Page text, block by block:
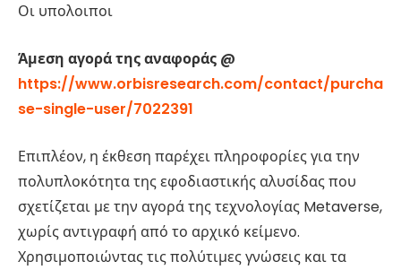
Οι υπολοιποι
Άμεση αγορά της αναφοράς @
https://www.orbisresearch.com/contact/purcha
se-single-user/7022391
Επιπλέον, η έκθεση παρέχει πληροφορίες για την
πολυπλοκότητα της εφοδιαστικής αλυσίδας που
σχετίζεται με την αγορά της τεχνολογίας Metaverse,
χωρίς αντιγραφή από το αρχικό κείμενο.
Χρησιμοποιώντας τις πολύτιμες γνώσεις και τα